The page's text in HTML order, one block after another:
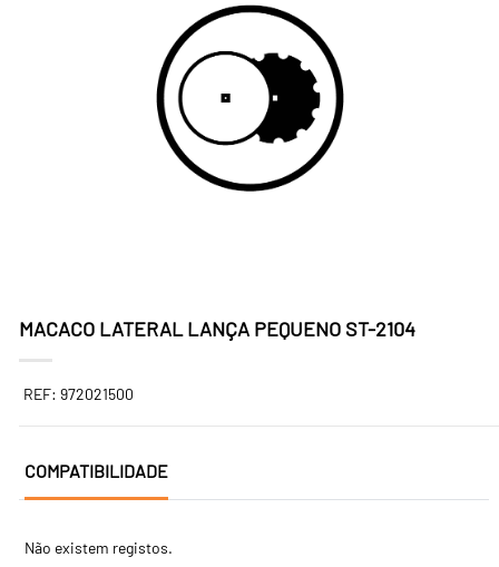
MACACO LATERAL LANÇA PEQUENO ST-2104
REF: 972021500
COMPATIBILIDADE
Não existem registos.